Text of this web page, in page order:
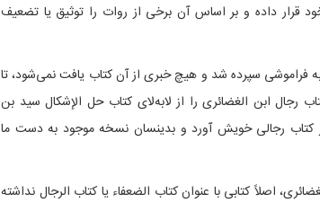
قرار داده و بر اساس آن برخی از روات را توثیق یا تضعیف
فراموشی سپرده شد و هیچ خبری از آن کتاب یافت نمی‌شود، تا
11 هجری، مطالب کتاب رجال ابن الغضائری را از لابه‌لای کتاب حل الإشکال سید بن
در کتاب رجالی خویش آورد و بدینسان نسخه موجود به دست ما
اصلاً کتابی با عنوان کتاب الضعفاء یا کتاب الرجال نداشته